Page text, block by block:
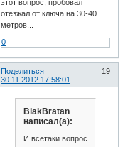
этот вопрос, пробовал
отезжал от ключа на 30-40
метров...
0
Поделиться
19
30.11.2012 17:58:01
BlakBratan
написал(а):
И всетаки вопрос